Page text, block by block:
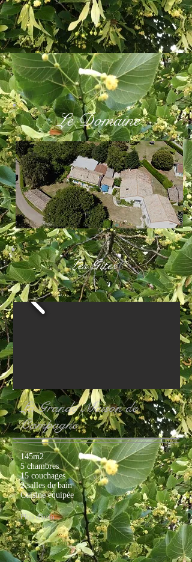
Le Domaine
Les Gîtes
La Grande Maison de
Campagne
145m2
5 chambres
15 couchages
2 salles de bain
Cuisine équipée
Plus d'info